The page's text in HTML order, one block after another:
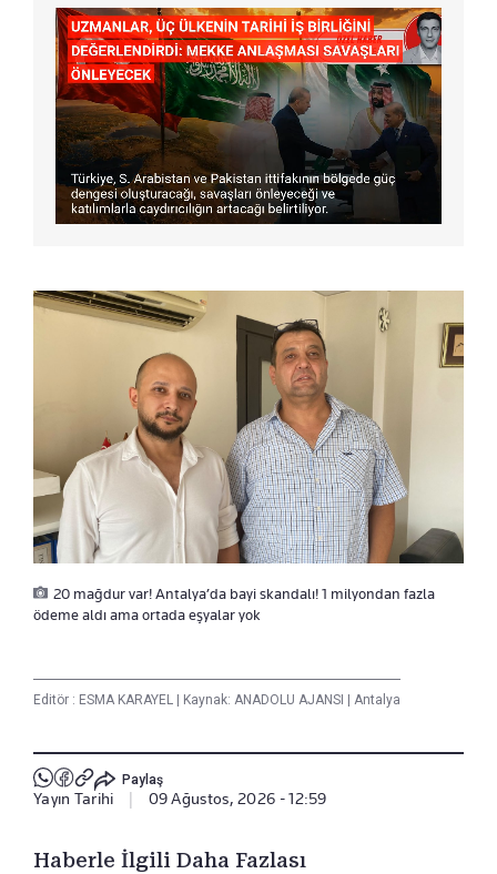
20 mağdur var! Antalya’da bayi skandalı! 1 milyondan fazla
ödeme aldı ama ortada eşyalar yok
Editör : ESMA KARAYEL Kaynak: ANADOLU AJANSI Antalya
Paylaş
Yayın Tarihi 09 Ağustos, 2026 - 12:59
Haberle İlgili Daha Fazlası